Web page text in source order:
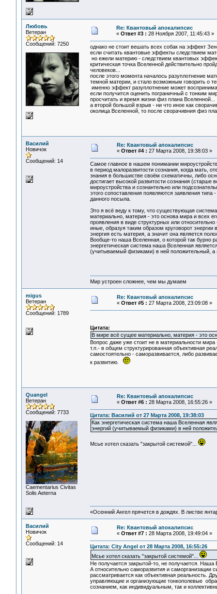
Любовь
Ветеран
Сообщений: 7250
Re: Квантовый апокалипсис
« Ответ #3 : 28 Ноября 2007, 11:45:43 »
однако не стоит вешать всех собак на эффект
если считать квантовые эффекты следствием
но ежели материю - следствием квантовых
критическая точка Вселенной действительно
человеков...
после этого момента началось разуплотнение
темной материи, и стало возможным говорить о
именно эффект разуплотнение может
если получится оценить пограничный с тонким
просчитать и время жизни физ плана Вселенной...
а второй большой взрыв - ни что иное как
околица Вселенной, то после сворачивния физ
Василий
Новичок
Сообщений: 14
Re: Квантовый апокалипсис
« Ответ #4 : 27 Марта 2008, 19:38:03 »
Самое главное в нашем понимании
в период малоразвитости сознания, когда мать,
знания в большистве своём схематичны, либо
достигает высокой развитости сознания (старше
мироустройства и сознантельно или
этого сопоставления появляются заявления
данного посыла.
Это я всё веду к тому, что существующая
материально, материя - это основа мира и всех
проявления в виде структурных или
иные, образуя таким образом круговорот
энергия есть материя, а значит она является
Вообще-то наша Вселенная, о которой так бурно
энергетическая система наша Вселенная
(учитываемый физиками) в ней положительный, а
Мир устроен сложнее, чем мы думаем
migus
Ветеран
Сообщений: 1789
Re: Квантовый апокалипсис
« Ответ #5 : 27 Марта 2008, 23:09:08 »
Цитата:
В мире всё сущее материально, материя - это
Вопрос даже уже стоит не в материальности
т.п.- в общем структурированная объективная
самостоятельно - саморазвивается, либо
к развитию.
Quangel
Ветеран
Сообщений: 7733
Сaementarius Civitas
Solis Aeterna
Re: Квантовый апокалипсис
« Ответ #6 : 28 Марта 2008, 16:55:26 »
Цитата: Василий от 27 Марта 2008, 19:38:03
Как энергетическая система наша Вселенная
энергий (учитываемый физиками) в ней
Мсье хотел сказать "закрытой системой"...
«Осенний Ангел прячется в дождях. В листве
Василий
Новичок
Сообщений: 14
Re: Квантовый апокалипсис
« Ответ #7 : 28 Марта 2008, 19:49:04 »
Цитата: City Angel от 28 Марта 2008, 16:55:26
Мсье хотел сказать "закрытой системой"...
Не получается закрытой-то, не получается.
А относительно саморазвития и саморганизации
рассматривается как объективная реальность.
управляющие и организующие тонкополевые
сознанием, как индивидуальным, так и